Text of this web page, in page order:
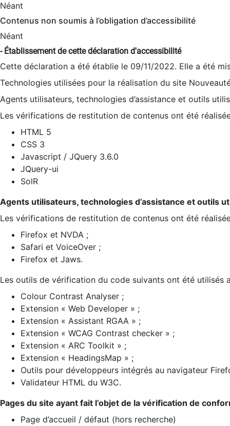
Néant
Contenus non soumis à l’obligation d’accessibilité
Néant
- Établissement de cette déclaration d'accessibilité
Cette déclaration a été établie le 09/11/2022. Elle a été
Technologies utilisées pour la réalisation du site
Agents utilisateurs, technologies d’assistance et outils
Les vérifications de restitution de contenus ont été
HTML 5
CSS 3
Javascript / JQuery 3.6.0
JQuery-ui
SolR
Agents utilisateurs, technologies d’assistance et outils
Les vérifications de restitution de contenus ont été
Firefox et NVDA ;
Safari et VoiceOver ;
Firefox et Jaws.
Les outils de vérification du code suivants ont été utilisés
Colour Contrast Analyser ;
Extension « Web Developer » ;
Extension « Assistant RGAA » ;
Extension « WCAG Contrast checker » ;
Extension « ARC Toolkit » ;
Extension « HeadingsMap » ;
Outils pour développeurs intégrés au navigateur
Validateur HTML du W3C.
Pages du site ayant fait l’objet de la vérification de
Page d’accueil / défaut (hors recherche)